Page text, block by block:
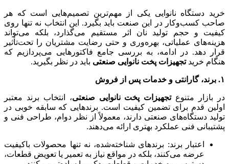
خرید دستگاه نانوایی یکی از مهم‌ترین تصمیم‌هایی است که هر
صاحب کسب‌وکار در این صنعت باید بگیرد. این انتخاب نه تنها روی
کیفیت و حجم تولید نان اثر مستقیم می‌گذارد، بلکه می‌تواند
هزینه‌های عملیاتی، بهره‌وری و حتی رضایت مشتریان را تحت‌تأثیر
قرار دهد. در ادامه، به بررسی جامع فاکتورهایی می‌پردازیم که
هنگام خریدتجهیزات پخت نانوایی صنعتی باید در نظر بگیرید.
۱. برند، گارانتی و خدمات پس از فروش
در بازار متنوعتجهیزات پخت نانوایی صنعتی، انتخاب برند معتبر
اولین قدم برای تضمین کیفیت است. برندهایی که سابقه خوبی در
تولید دستگاه‌های صنعتی دارند، معمولاً از نظر دوام، طراحی فنی و
پشتیبانی فنی عملکرد بهتری ارائه می‌دهند.
اعتبار برند: برندهای شناخته‌شده، نه تنها محصولات باکیفیت
عرضه می‌کنند، بلکه در مواقع نیاز به تعمیر یا تعویض قطعات،